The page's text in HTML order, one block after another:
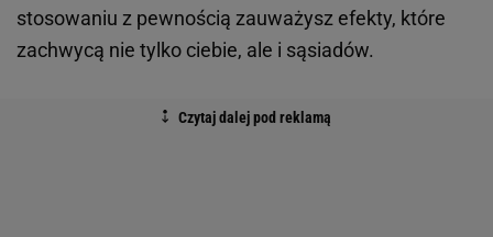
stosowaniu z pewnością zauważysz efekty, które
zachwycą nie tylko ciebie, ale i sąsiadów.